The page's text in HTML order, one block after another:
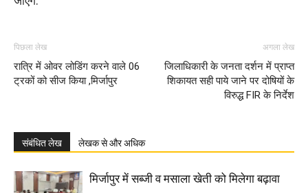
पिछला लेख
रात्रि में ओवर लोडिंग करने वाले 06
ट्रकों को सीज किया ,मिर्जापुर
अगला लेख
जिलाधिकारी के जनता दर्शन में प्राप्त
शिकायत सही पाये जाने पर दोषियों के
विरुद्ध FIR के निर्देश
संबंधित लेख लेखक से और अधिक
मिर्जापुर में सब्जी व मसाला खेती को मिलेगा बढ़ावा